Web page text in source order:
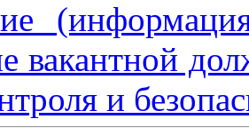
вакантной
и